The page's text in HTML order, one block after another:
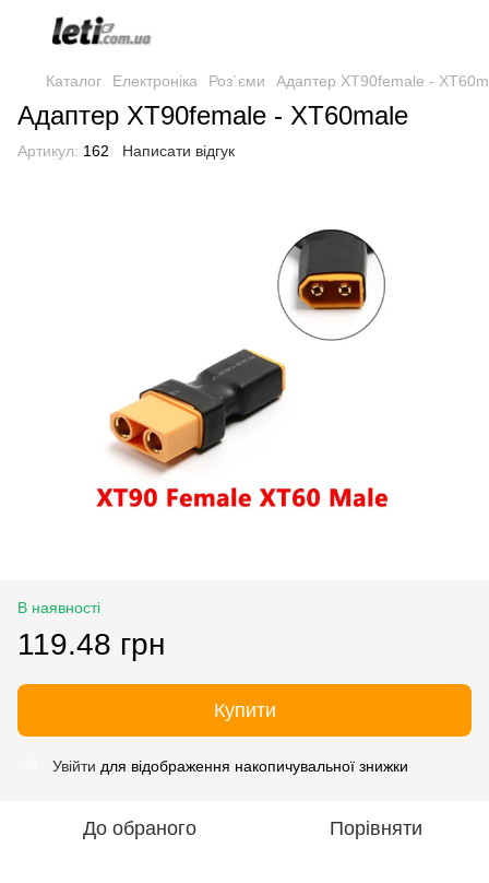
Каталог Електроніка Роз`єми Адаптер XT90female -
Адаптер XT90female - XT60male
Артикул: 162 Написати відгук
В наявності
119.48 грн
Купити
Увійти для відображення накопичувальної знижки
До обраного Порівняти